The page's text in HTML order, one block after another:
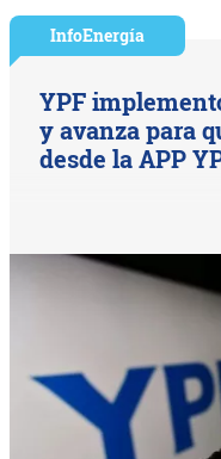
InfoEnergía
YPF
y avanza para
desde la APP